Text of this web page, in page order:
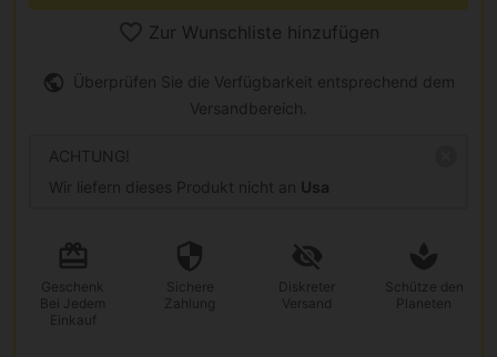
Zur Wunschliste hinzufügen
Überprüfen Sie die Verfügbarkeit entsprechend dem
Versandbereich.
ACHTUNG!
Wir liefern dieses Produkt nicht an Usa
Geschenk
Bei Jedem
Einkauf
Sichere
Zahlung
Diskreter
Versand
Schütze den
Planeten